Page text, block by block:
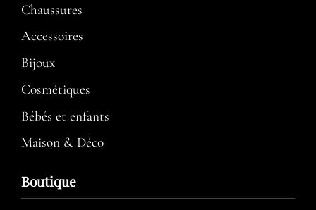
Chaussures
Accessoires
Bijoux
Cosmétiques
Bébés et enfants
Maison & Déco
Boutique